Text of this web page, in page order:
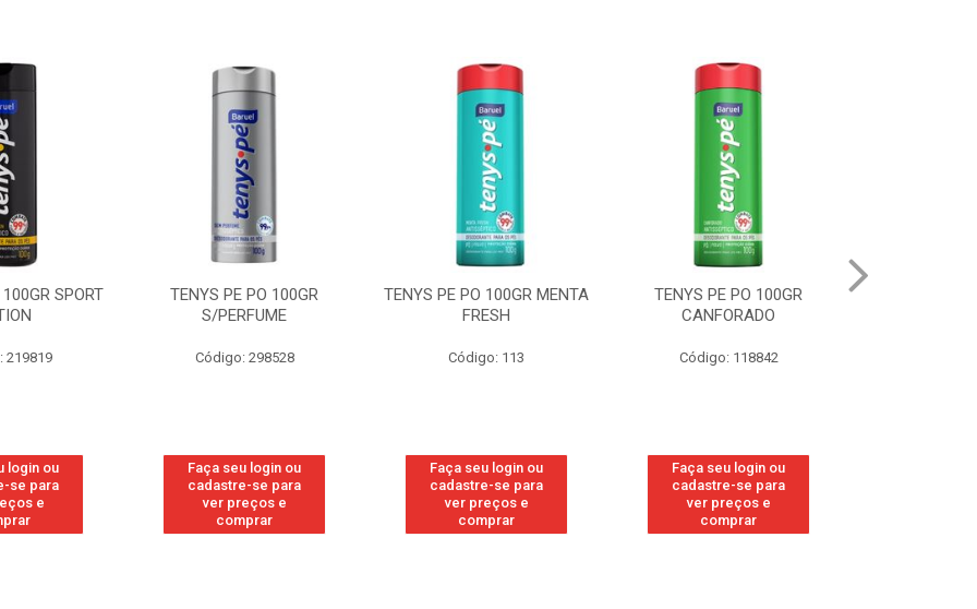
SPORT
219819
login ou
se para
e
TENYS PE PO 100GR
S/PERFUME
Código: 298528
Faça seu login ou
cadastre-se para
ver preços e
comprar
TENYS PE PO 100GR MENTA
FRESH
Código: 113
Faça seu login ou
cadastre-se para
ver preços e
comprar
TENYS PE PO 100GR
CANFORADO
Código: 118842
Faça seu login ou
cadastre-se para
ver preços e
comprar